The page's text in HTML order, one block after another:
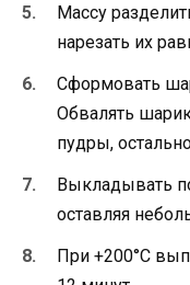
Массу
нарезать их
Сформовать
Обвалять
пудры,
Выкладывать
оставляя
При +200°С